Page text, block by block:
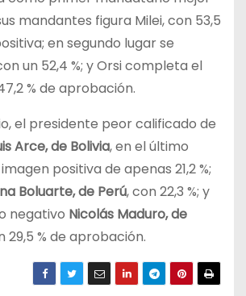
mandantes figura Milei, con 53,5
en segundo lugar se
un 52,4 %; y Orsi completa el
% de aprobación.
el presidente peor calificado de
Arce, de Bolivia, en el último
positiva de apenas 21,2 %;
Boluarte, de Perú, con 22,3 %; y
negativo Nicolás Maduro, de
29,5 % de aprobación.